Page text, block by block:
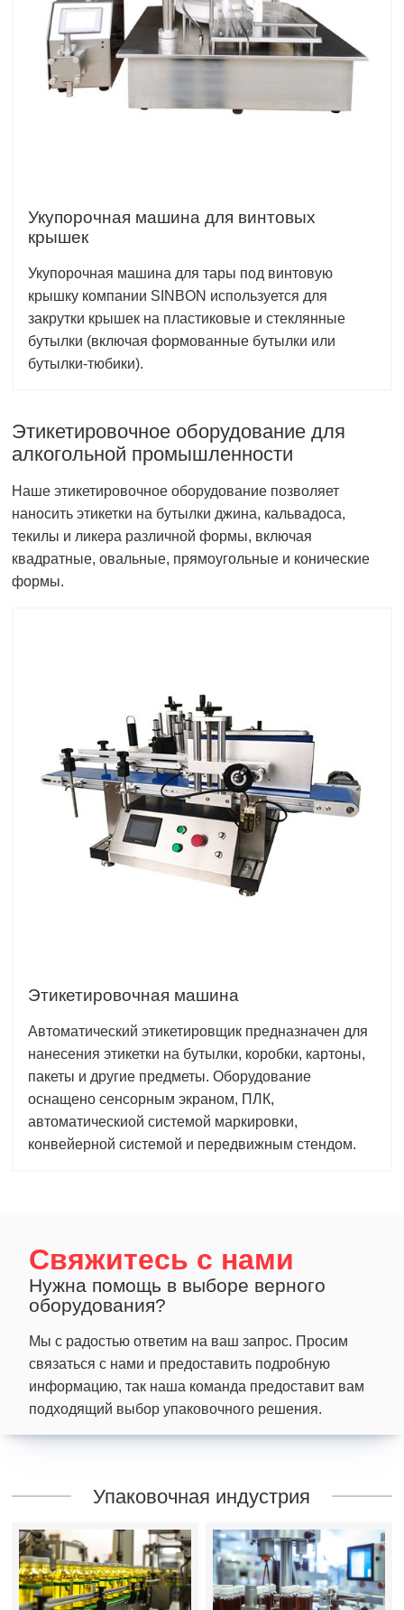
Укупорочная машина для винтовых
крышек
Укупорочная машина для тары под винтовую
крышку компании SINBON используется для
закрутки крышек на пластиковые и стеклянные
бутылки (включая формованные бутылки или
бутылки-тюбики).
Этикетировочное оборудование для
алкогольной промышленности
Наше этикетировочное оборудование позволяет
наносить этикетки на бутылки джина, кальвадоса,
текилы и ликера различной формы, включая
квадратные, овальные, прямоугольные и конические
формы.
Этикетировочная машина
Автоматический этикетировщик предназначен для
нанесения этикетки на бутылки, коробки, картоны,
пакеты и другие предметы. Оборудование
оснащено сенсорным экраном, ПЛК,
автоматическиой системой маркировки,
конвейерной системой и передвижным стендом.
Свяжитесь с нами
Нужна помощь в выборе верного
оборудования?
Мы с радостью ответим на ваш запрос. Просим
связаться с нами и предоставить подробную
информацию, так наша команда предоставит вам
подходящий выбор упаковочного решения.
Упаковочная индустрия